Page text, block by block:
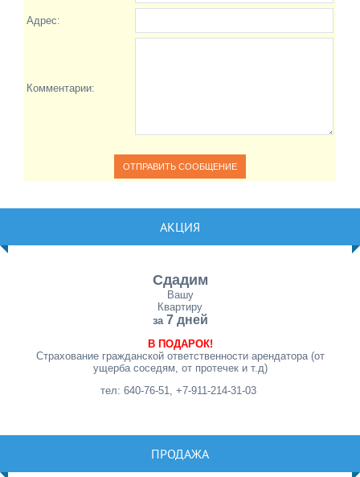
Адрес:
Комментарии:
АКЦИЯ
Сдадим
Вашу
Квартиру
за 7 дней
В ПОДАРОК!
Страхование гражданской ответственности арендатора (от
ущерба соседям, от протечек и т.д)
тел: 640-76-51, +7-911-214-31-03
ПРОДАЖА